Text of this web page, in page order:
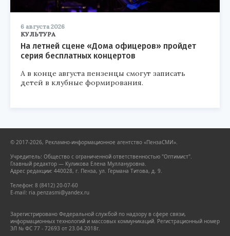
6 августа 2026
КУЛЬТУРА
На летней сцене «Дома офицеров» пройдет
серия бесплатных концертов
А в конце августа пензенцы смогут записать
детей в клубные формирования.
© 2017-2026, Рекламно-информационное агентство «ПензаСМИ».
Учредитель: Общество с ограниченной ответственностью "Оптимист".
Главный редактор — Куликова Елена Муллануровна.
Адрес редакции: 440028, г. Пенза, ул. Германа Титова, д. 9.
Телефон: 8 (8412) 20-07-60
E-mail: ria.penzasmi@yandex.ru
Зарегистрировано Федеральной службой по надзору в сфере связи,
информационных технологий и массовых коммуникаций. Регистрационный номер
ЭЛ № ФС 77 - 72693 от 23.04.2018г.